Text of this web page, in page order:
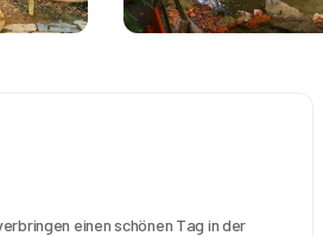
einen schönen Tag in der